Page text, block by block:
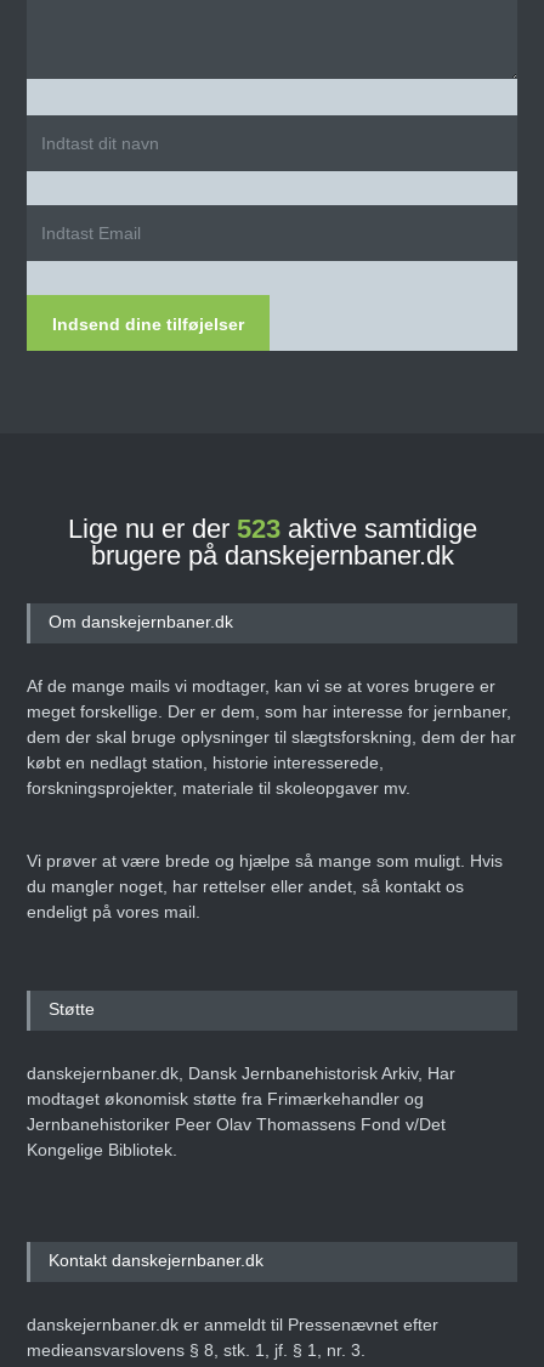
Indsend dine tilføjelser
Lige nu er der 523aktive samtidige
brugere på danskejernbaner.dk
Om danskejernbaner.dk
Af de mange mails vi modtager, kan vi se at vores brugere er
meget forskellige. Der er dem, som har interesse for jernbaner,
dem der skal bruge oplysninger til slægtsforskning, dem der har
købt en nedlagt station, historie interesserede,
forskningsprojekter, materiale til skoleopgaver mv.
Vi prøver at være brede og hjælpe så mange som muligt. Hvis
du mangler noget, har rettelser eller andet, så kontakt os
endeligt på vores mail.
Støtte
danskejernbaner.dk, Dansk Jernbanehistorisk Arkiv, Har
modtaget økonomisk støtte fra Frimærkehandler og
Jernbanehistoriker Peer Olav Thomassens Fond v/Det
Kongelige Bibliotek.
Kontakt danskejernbaner.dk
danskejernbaner.dk er anmeldt til Pressenævnet efter
medieansvarslovens § 8, stk. 1, jf. § 1, nr. 3.